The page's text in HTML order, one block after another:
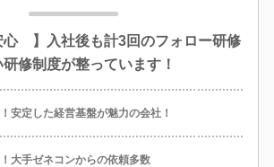
】入社後も計3回のフォロー研修
修制度が整っています！
安定した経営基盤が魅力の会社！
大手ゼネコンからの依頼多数